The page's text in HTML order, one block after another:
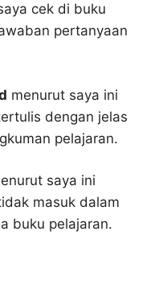
cek di buku
pertanyaan
menurut saya ini
dengan jelas
pelajaran.
saya ini
masuk dalam
buku pelajaran.